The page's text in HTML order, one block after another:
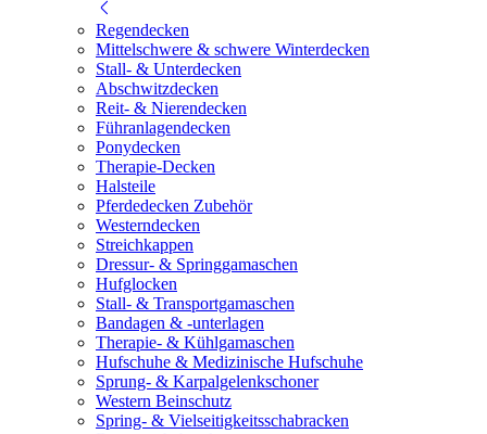
Regendecken
Mittelschwere & schwere Winterdecken
Stall- & Unterdecken
Abschwitzdecken
Reit- & Nierendecken
Führanlagendecken
Ponydecken
Therapie-Decken
Halsteile
Pferdedecken Zubehör
Westerndecken
Streichkappen
Dressur- & Springgamaschen
Hufglocken
Stall- & Transportgamaschen
Bandagen & -unterlagen
Therapie- & Kühlgamaschen
Hufschuhe & Medizinische Hufschuhe
Sprung- & Karpalgelenkschoner
Western Beinschutz
Spring- & Vielseitigkeitsschabracken